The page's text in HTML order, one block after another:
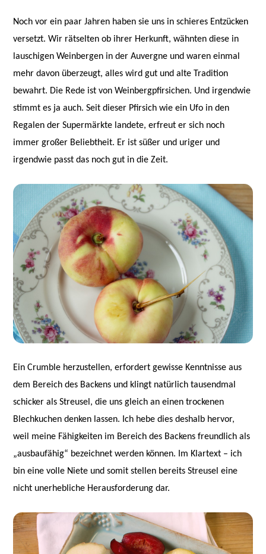
Noch vor ein paar Jahren haben sie uns in schieres Entzücken
versetzt. Wir rätselten ob ihrer Herkunft, wähnten diese in
lauschigen Weinbergen in der Auvergne und waren einmal
mehr davon überzeugt, alles wird gut und alte Tradition
bewahrt. Die Rede ist von Weinbergpfirsichen. Und irgendwie
stimmt es ja auch. Seit dieser Pfirsich wie ein Ufo in den
Regalen der Supermärkte landete, erfreut er sich noch
immer großer Beliebtheit. Er ist süßer und uriger und
irgendwie passt das noch gut in die Zeit.
Ein Crumble herzustellen, erfordert gewisse Kenntnisse aus
dem Bereich des Backens und klingt natürlich tausendmal
schicker als Streusel, die uns gleich an einen trockenen
Blechkuchen denken lassen. Ich hebe dies deshalb hervor,
weil meine Fähigkeiten im Bereich des Backens freundlich als
„ausbaufähig“ bezeichnet werden können. Im Klartext – ich
bin eine volle Niete und somit stellen bereits Streusel eine
nicht unerhebliche Herausforderung dar.